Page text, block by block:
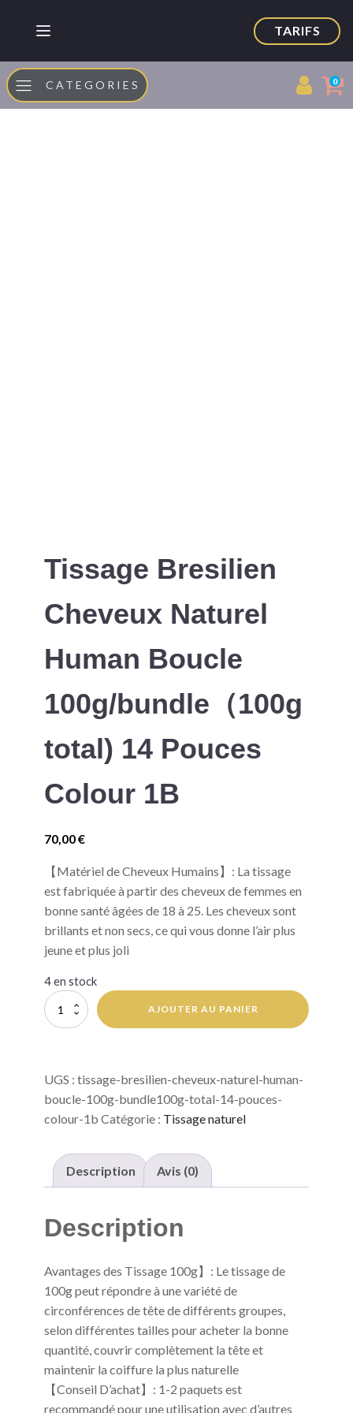
TARIFS
CATEGORIES 0
Tissage Bresilien
Cheveux Naturel
Human Boucle
100g/bundle（100g
total) 14 Pouces
Colour 1B
70,00€
【Matériel de Cheveux Humains】: La tissage
est fabriquée à partir des cheveux de femmes en
bonne santé âgées de 18 à 25. Les cheveux sont
brillants et non secs, ce qui vous donne l’air plus
jeune et plus joli
4 en stock
quantité
de
Naturel
Human
100g/bundle（100g
Pouces
Colour
AJOUTER AU PANIER
UGS : tissage-bresilien-cheveux-naturel-human-
boucle-100g-bundle100g-total-14-pouces-
colour-1b Catégorie : Tissage naturel
Description Avis (0)
Description
Avantages des Tissage 100g】: Le tissage de
100g peut répondre à une variété de
circonférences de tête de différents groupes,
selon différentes tailles pour acheter la bonne
quantité, couvrir complètement la tête et
maintenir la coiffure la plus naturelle
【Conseil D’achat】: 1-2 paquets est
recommandé pour une utilisation avec d’autres